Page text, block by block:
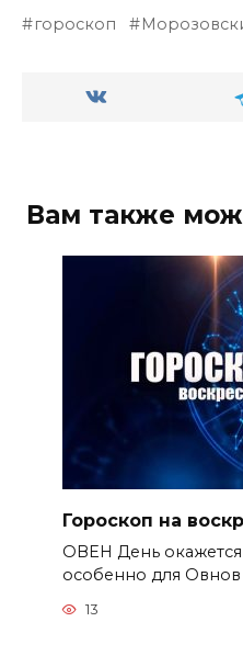
гороскоп
Вам также
Гороскоп на
ОВЕН День
особенно для Овнов
13